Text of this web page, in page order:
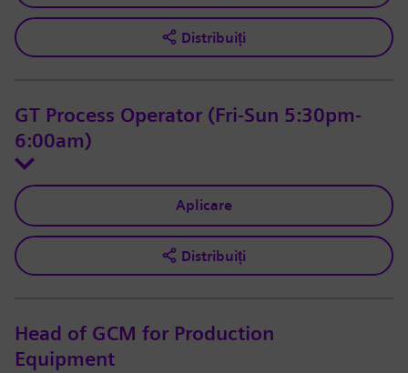
Distribuiți
GT Process Operator (Fri-Sun 5:30pm-
6:00am)
Aplicare
Distribuiți
Head of GCM for Production
Equipment